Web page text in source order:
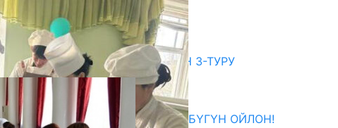
МЕНЕН ЖОЛУГУШТУ
07.08.2026
Абитуриент
ЖОЖДОРГО КАБЫЛ АЛУУНУН 3-ТУРУ
БАШТАЛДЫ
27.07.2026
ӨЗҮҢДҮН КЕЛЕЧЕГИҢ ҮЧҮН БҮГҮН ОЙЛОН!